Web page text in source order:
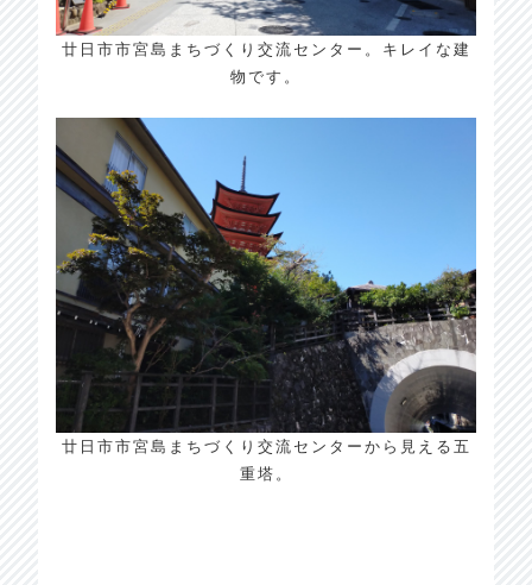
廿日市市宮島まちづくり交流センター。キレイな建
物です。
廿日市市宮島まちづくり交流センターから見える五
重塔。